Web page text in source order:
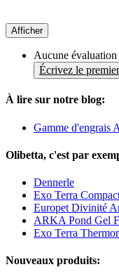
Afficher
Aucune
Écrivez le
À lire sur notre blog:
Gamme d'engrais
Olibetta, c'est par
Dennerle
Exo Terra
Europet Divinité
ARKA Pond Gel
Exo Terra
Nouveaux produits: